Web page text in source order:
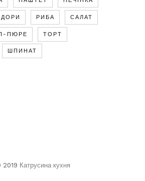
РИБА САЛАТ
ПЮРЕ ТОРТ
ШПИНАТ
Катрусина кухня